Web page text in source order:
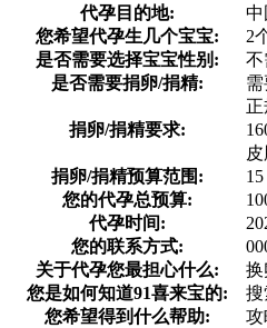
代孕目的地:
中
您希望代孕生几个宝宝:
2
是否需要选择宝宝性别:
不
是否需要捐卵/捐精:
捐卵/捐精要求:
捐卵/捐精预算范围:
您的代孕总预算:
代孕时间:
您的联系方式:
关于代孕您最担心什么:
换
您是如何知道91喜来宝的:
搜
您希望得到什么帮助:
攻